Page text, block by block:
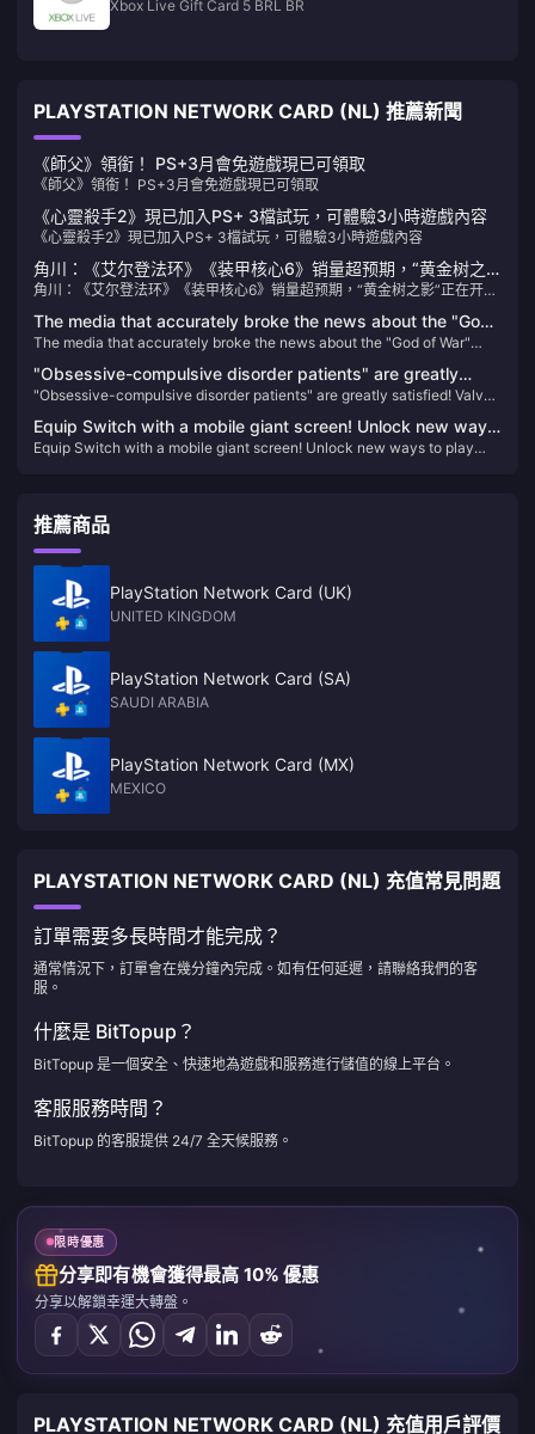
Xbox Live Gift Card 5 BRL BR
PLAYSTATION NETWORK CARD (NL) 推薦新聞
《師父》領銜！ PS+3月會免遊戲現已可領取
《師父》領銜！ PS+3月會免遊戲現已可領取
《心靈殺手2》現已加入PS+ 3檔試玩，可體驗3小時遊戲內容
《心靈殺手2》現已加入PS+ 3檔試玩，可體驗3小時遊戲內容
角川：《艾尔登法环》《装甲核心6》销量超预期，“黄金树之
影”正在开发中
角川：《艾尔登法环》《装甲核心6》销量超预期，“黄金树之影”正在开发
The media that accurately broke the news about the "God
of War" DLC said that the original "Metal Gear Solid"
remake is still in production
The media that accurately broke the news about the "God of War"
production
"Obsessive-compulsive disorder patients" are greatly
satisfied! Valve silently gives players 1 point to make them
whole
"Obsessive-compulsive disorder patients" are greatly satisfied! Valve
Equip Switch with a mobile giant screen! Unlock new ways
to play with handheld devices, in-depth experience with
Equip Switch with a mobile giant screen! Unlock new ways to play
推薦商品
PlayStation Network Card (UK)
UNITED KINGDOM
PlayStation Network Card (SA)
SAUDI ARABIA
PlayStation Network Card (MX)
MEXICO
PLAYSTATION NETWORK CARD (NL) 充值常見問題
訂單需要多長時間才能完成？
通常情況下，訂單會在幾分鐘內完成。如有任何延遲，請聯絡我們的客
服。
什麼是 BitTopup？
BitTopup 是一個安全、快速地為遊戲和服務進行儲值的線上平台。
客服服務時間？
BitTopup 的客服提供 24/7 全天候服務。
限時優惠
分享即有機會獲得最高 10% 優惠
分享以解鎖幸運大轉盤。
PLAYSTATION NETWORK CARD (NL) 充值用戶評價